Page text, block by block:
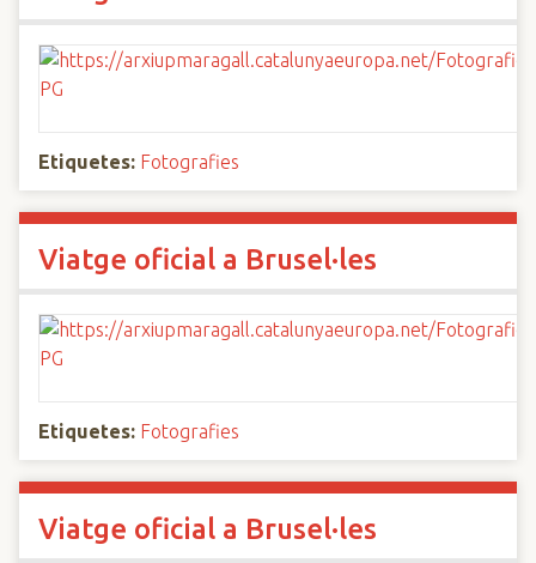
Etiquetes: Fotografies
Viatge oficial a Brusel·les
Etiquetes: Fotografies
Viatge oficial a Brusel·les